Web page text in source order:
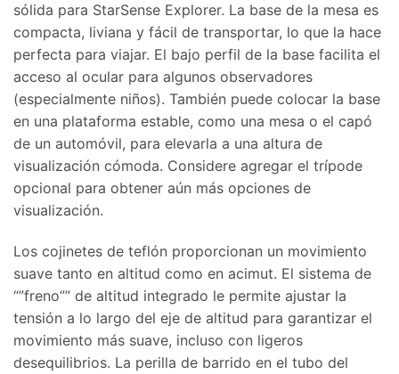
sólida para StarSense Explorer. La base de la mesa es
compacta, liviana y fácil de transportar, lo que la hace
perfecta para viajar. El bajo perfil de la base facilita el
acceso al ocular para algunos observadores
(especialmente niños). También puede colocar la base
en una plataforma estable, como una mesa o el capó
de un automóvil, para elevarla a una altura de
visualización cómoda. Considere agregar el trípode
opcional para obtener aún más opciones de
visualización.
Los cojinetes de teflón proporcionan un movimiento
suave tanto en altitud como en acimut. El sistema de
“”freno”” de altitud integrado le permite ajustar la
tensión a lo largo del eje de altitud para garantizar el
movimiento más suave, incluso con ligeros
desequilibrios. La perilla de barrido en el tubo del